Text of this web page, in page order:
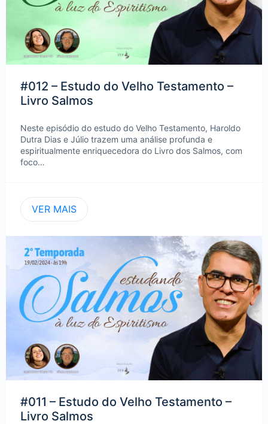
#012 – Estudo do Velho Testamento –
Livro Salmos
Neste episódio do estudo do Velho Testamento, Haroldo
Dutra Dias e Júlio trazem uma análise profunda e
espiritualmente enriquecedora do Livro dos Salmos, com
foco…
VER MAIS
#011 – Estudo do Velho Testamento –
Livro Salmos